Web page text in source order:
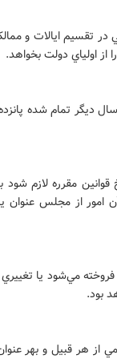
تقسيم ايالات و
اولياي دولت بخواهد.
ديگر تمام شده
قوانين مقرره لازم
از مجلس عنوان
مي‌شود يا
بود.
از هر قبيل و بهر